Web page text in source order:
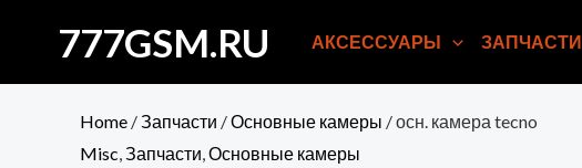
содержимому
777GSM.RU АКСЕССУАРЫ ЗАПЧАСТИ
Home /Запчасти /Основные камеры / осн. камера tecno
Misc,Запчасти,Основные камеры